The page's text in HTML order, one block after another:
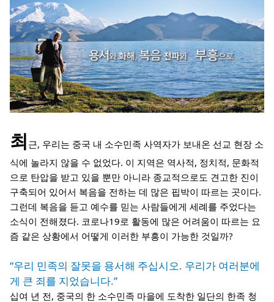
최 근, 우리는 중국 내 소수민족 사역자가 보내온 선교 현장 소
식에 놀라지 않을 수 없었다. 이 지역은 역사적, 정치적, 문화적
으로 탄압을 받고 있을 뿐만 아니라 종교적으로도 견고한 진이
구축되어 있어서 복음을 전하는 데 많은 핍박이 따르는 곳이다.
그런데 복음을 듣고 예수를 믿는 사람들에게 세례를 주었다는
소식이 전해졌다. 코로나19로 활동에 많은 어려움이 따르는 요
즘 같은 상황에서 어떻게 이러한 부흥이 가능한 것일까?
“우리 민족의 잘못을 용서해 주십시오. 우리가 여러분에
게 큰 죄를 지었습니다.”
십여 년 전, 중국의 한 소수민족 마을에 도착한 일단의 한족 청